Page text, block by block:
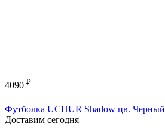
4090 ₽
Футболка UCHUR Shadow цв. Черный
Доставим сегодня